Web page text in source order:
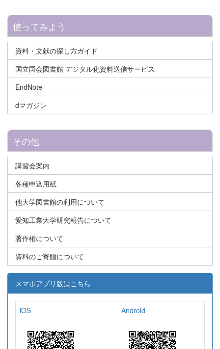
使ってみよう
資料・文献の探し方ガイド
国立国会図書館 デジタル化資料送信サービス
EndNote
dマガジン
その他
講習会案内
各種申込用紙
他大学図書館の利用について
愛知工業大学研究報告について
著作権について
資料のご寄贈について
スマホアプリ版はこちら
iOS Android